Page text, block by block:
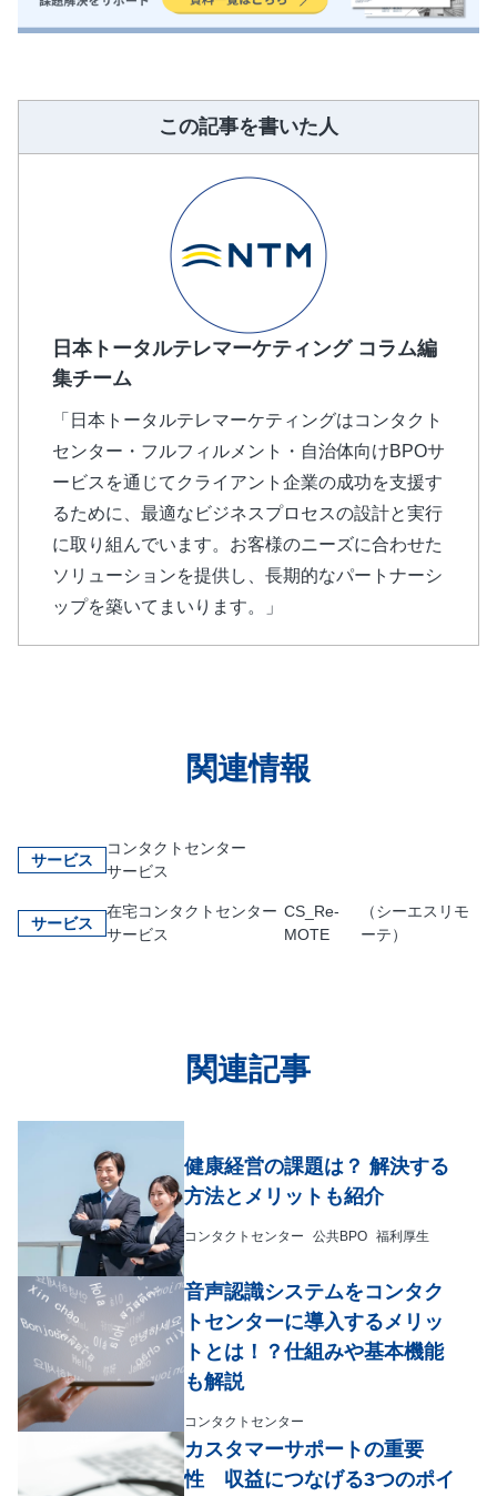
この記事を書いた人
日本トータルテレマーケティング コラム編
集チーム
「日本トータルテレマーケティングはコンタクト
センター・フルフィルメント・自治体向けBPOサ
ービスを通じてクライアント企業の成功を支援す
るために、最適なビジネスプロセスの設計と実行
に取り組んでいます。お客様のニーズに合わせた
ソリューションを提供し、長期的なパートナーシ
ップを築いてまいります。」
関連情報
サービス
コンタクトセンター
サービス
サービス
在宅コンタクトセンター
サービス
CS_Re-
MOTE
（シーエスリモ
ーテ）
関連記事
健康経営の課題は？ 解決する
方法とメリットも紹介
コンタクトセンター 公共BPO 福利厚生
音声認識システムをコンタク
トセンターに導入するメリッ
トとは！？仕組みや基本機能
も解説
コンタクトセンター
カスタマーサポートの重要
性 収益につなげる3つのポイ